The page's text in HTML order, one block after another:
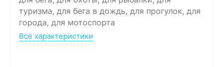
туризма, для бега в дождь, для прогулок, для
города, для мотоспорта
Все характеристики